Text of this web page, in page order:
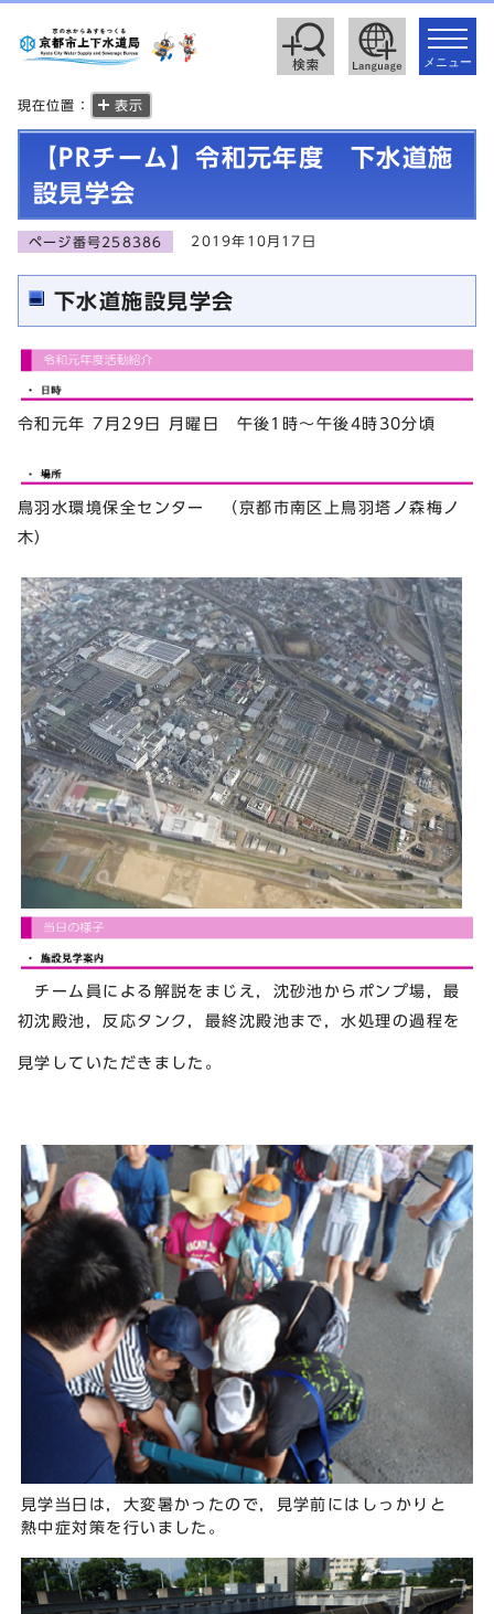
toggle
メニュー
現在位置： 表示
【PRチーム】令和元年度 下水道施
設見学会
ページ番号258386 2019年10月17日
下水道施設見学会
令和元年 7月29日 月曜日 午後1時～午後4時30分頃
鳥羽水環境保全センター （京都市南区上鳥羽塔ノ森梅ノ
木）
チーム員による解説をまじえ，沈砂池からポンプ場，最
初沈殿池，反応タンク，最終沈殿池まで，水処理の過程を
見学していただきました。
見学当日は，大変暑かったので，見学前にはしっかりと
熱中症対策を行いました。